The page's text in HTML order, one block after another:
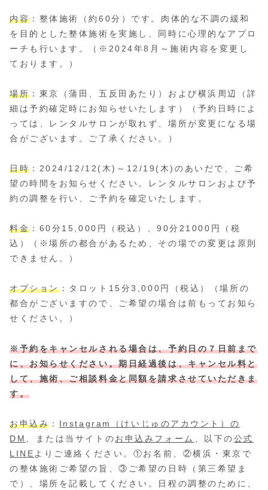
内容 ：整体施術（約60分）です。肉体的な不調の緩和
を目的とした整体施術を実施し、同時に心理的なアプロ
ーチも行います。（※2024年8月～施術内容を変更し
ております。）
場所 ：東京（蒲田、五反田あたり）および横浜周辺（詳
細は予約確定時にお知らせいたします）（予約日時によ
っては、レンタルサロンが取れず、場所が変更になる場
合がございます。ご了承ください。）
日時 ：2024/12/12(木)～12/19(木)のあいだで、ご希
望の時間をお知らせください。レンタルサロンおよび予
約の調整を行い、ご予約を確定いたします。
料金 ：60分15,000円（税込）、90分21000円（税
込）（※場所の都合があるため、その場での変更は原則
できません。）
オプション：タロット15分3,000円（税込）（場所の
都合がございますので、ご希望の場合は前もってお知ら
せください。）
※予約をキャンセルされる場合は、予約日の７日前まで
に、お知らせください。期日経過後は、キャンセル料と
して、施術、ご相談料金と同額を請求させていただきま
す。
お申込み ： Instagram（けいじゅのアカウント）の
DM
、または当サイトのお申込みフォーム 、以下の公式
LINE よりご連絡ください。①お名前、②横浜・東京で
の整体施術ご希望の旨、③ご希望の日時（第三希望ま
で）、場所を記載してください。日程の調整のために、